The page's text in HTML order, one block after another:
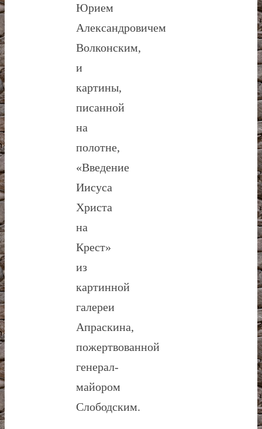
Юрием
Александровичем
Волконским,
и
картины,
писанной
на
полотне,
«Введение
Иисуса
Христа
на
Крест»
из
картинной
галереи
Апраскина,
пожертвованной
генерал-
майором
Слободским.